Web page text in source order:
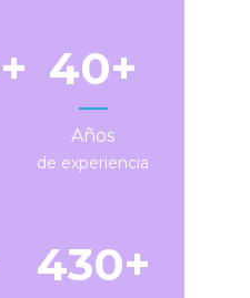
40
Años
de experiencia
430